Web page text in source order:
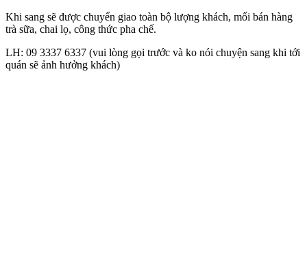
Khi sang sẽ được chuyển giao toàn bộ lượng khách, mối bán hàng
trà sữa, chai lọ, công thức pha chế.
LH: 09 3337 6337 (vui lòng gọi trước và ko nói chuyện sang khi tới
quán sẽ ảnh hưởng khách)